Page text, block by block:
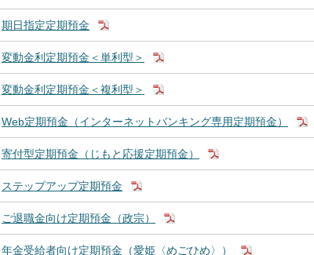
期日指定定期預金
変動金利定期預金＜単利型＞
変動金利定期預金＜複利型＞
Web定期預金（インターネットバンキング専用定期預金）
寄付型定期預金（じもと応援定期預金）
ステップアップ定期預金
ご退職金向け定期預金（政宗）
年金受給者向け定期預金（愛姫〈めごひめ〉）